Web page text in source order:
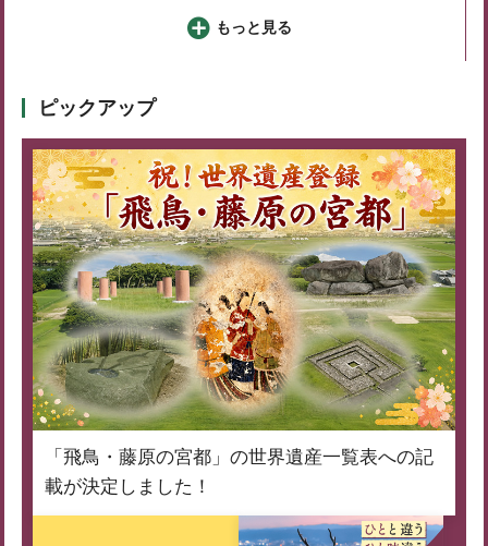
もっと見る
ピックアップ
「飛鳥・藤原の宮都」の世界遺産一覧表への記
載が決定しました！